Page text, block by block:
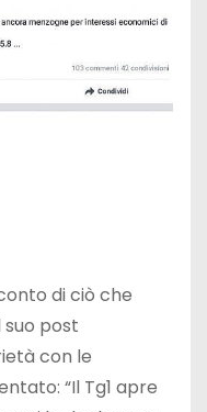
di ciò che
post
con le
“Il Tg1 apre